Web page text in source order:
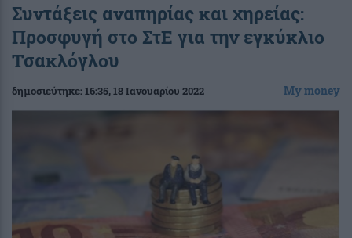
Συντάξεις αναπηρίας και χηρείας:
Προσφυγή στο ΣτΕ για την εγκύκλιο
Τσακλόγλου
δημοσιεύτηκε:16:35, 18 Ιανουαρίου 2022 My money